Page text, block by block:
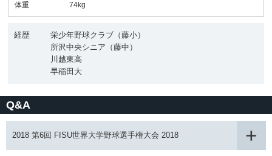
体重
74kg
経歴
栄少年野球クラブ（藤小）
所沢中央シニア（藤中）
川越東高
早稲田大
Q&A
2018 第6回 FISU世界大学野球選手権大会 2018